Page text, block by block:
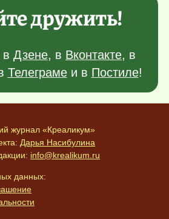
дружить!
в Дзене, в Вконтакте, в
Телеграмеи в Постиле!
журнал «Креаликум»
Дарья Насибулина
info@krealikum.ru
данных: